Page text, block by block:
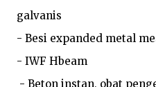
galvanis
- Besi expanded metal
- IWF Hbeam